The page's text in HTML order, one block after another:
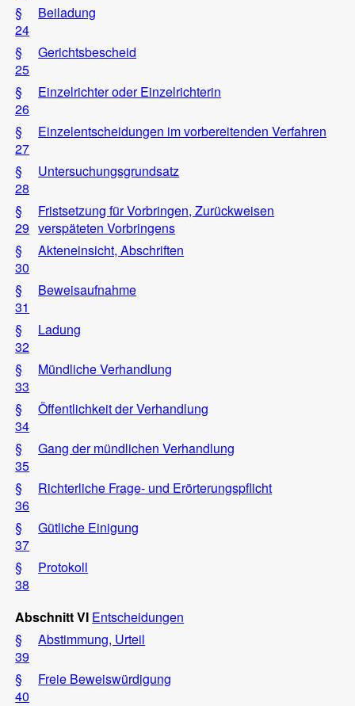
§
24
Beiladung
§
25
Gerichtsbescheid
§
26
Einzelrichter oder Einzelrichterin
§
27
Einzelentscheidungen im vorbereitenden Verfahren
§
28
Untersuchungsgrundsatz
§
29
Fristsetzung für Vorbringen, Zurückweisen
verspäteten Vorbringens
§
30
Akteneinsicht, Abschriften
§
31
Beweisaufnahme
§
32
Ladung
§
33
Mündliche Verhandlung
§
34
Öffentlichkeit der Verhandlung
§
35
Gang der mündlichen Verhandlung
§
36
Richterliche Frage- und Erörterungspflicht
§
37
Gütliche Einigung
§
38
Protokoll
Abschnitt VI Entscheidungen
§
39
Abstimmung, Urteil
§
40
Freie Beweiswürdigung